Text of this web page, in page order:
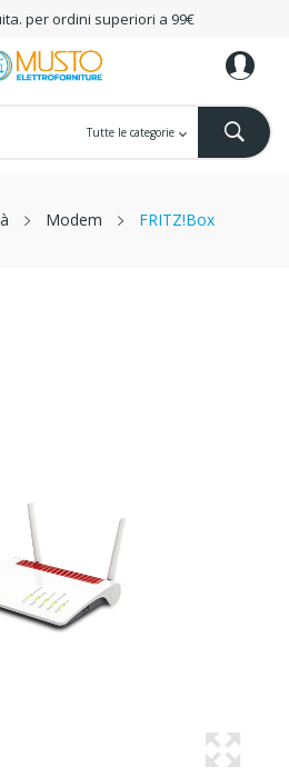
per ordini superiori a 99€
Modem FRITZ!Box